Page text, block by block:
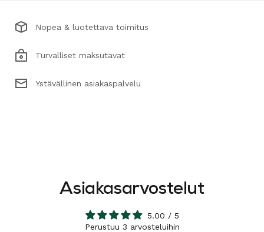
Nopea & luotettava toimitus
Turvalliset maksutavat
Ystävällinen asiakaspalvelu
Asiakasarvostelut
5.00 / 5
Perustuu 3 arvosteluihin